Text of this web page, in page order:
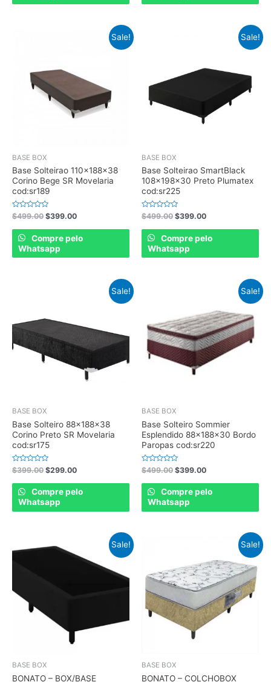
Sale!
BASE BOX
Base Solteirao 110x188x38
Corino Bege SR Movelaria
cod:sr189
Rated
0
out
$499.00 $399.00
Compre pelo
Whatsapp
Sale!
BASE BOX
Base Solteirao SmartBlack
108x198x30 Preto Plumatex
cod:sr225
Rated
0
out
$499.00 $399.00
Compre pelo
Whatsapp
Sale!
BASE BOX
Base Solteiro 88x188x38
Corino Preto SR Movelaria
cod:sr175
Rated
0
out
$399.00 $299.00
Compre pelo
Whatsapp
Sale!
BASE BOX
Base Solteiro Sommier
Esplendido 88x188x30 Bordo
Paropas cod:sr220
Rated
0
out
$499.00 $399.00
Compre pelo
Whatsapp
Sale!
BASE BOX
BONATO – BOX/BASE
Sale!
BASE BOX
BONATO – COLCHOBOX